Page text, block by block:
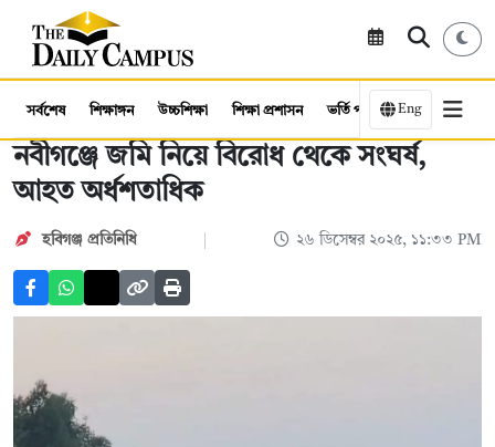
সর্বশেষ শিক্ষাঙ্গন উচ্চশিক্ষা শিক্ষা প্রশাসন ভর্তি পরীক্ষা কর্মসংস্থান
Eng
‎নবীগঞ্জে জমি নিয়ে বিরোধ থেকে সংঘর্ষ,
আহত অর্ধশতাধিক
‎ হবিগঞ্জ প্রতিনিধি ২৬ ডিসেম্বর ২০২৫, ১১:৩৩ PM